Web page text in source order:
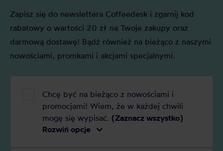
Zapisz się do newslettera Coffeedesk i zgarnij kod
rabatowy o wartości 20 zł na Twoje zakupy oraz
darmową dostawę! Bądź również na bieżąco z naszymi
nowościami, promkami i akcjami specjalnymi.
Chcę być na bieżąco z nowościami i
promocjami! Wiem, że w każdej chwili
mogę się wypisać. (Zaznacz wszystko)
Rozwiń opcje